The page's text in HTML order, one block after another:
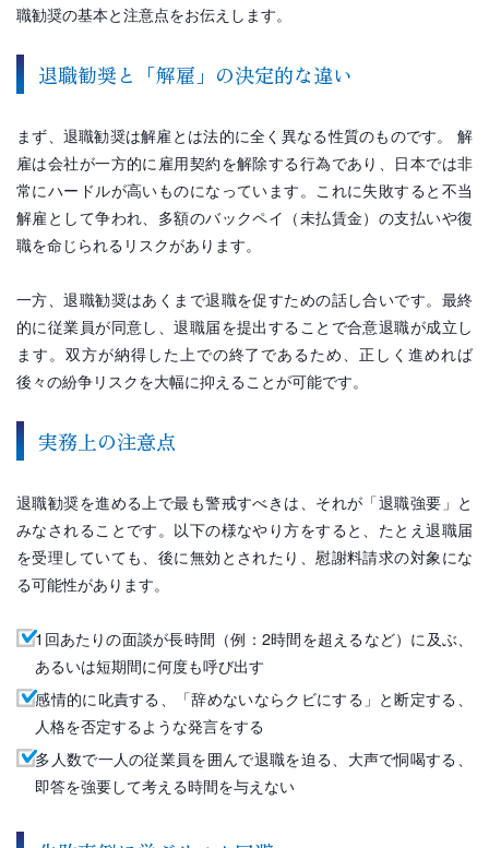
職勧奨の基本と注意点をお伝えします。
退職勧奨と「解雇」の決定的な違い
まず、退職勧奨は解雇とは法的に全く異なる性質のものです。 解
雇は会社が一方的に雇用契約を解除する行為であり、日本では非
常にハードルが高いものになっています。これに失敗すると不当
解雇として争われ、多額のバックペイ（未払賃金）の支払いや復
職を命じられるリスクがあります。
一方、退職勧奨はあくまで退職を促すための話し合いです。最終
的に従業員が同意し、退職届を提出することで合意退職が成立し
ます。双方が納得した上での終了であるため、正しく進めれば
後々の紛争リスクを大幅に抑えることが可能です。
実務上の注意点
退職勧奨を進める上で最も警戒すべきは、それが「退職強要」と
みなされることです。以下の様なやり方をすると、たとえ退職届
を受理していても、後に無効とされたり、慰謝料請求の対象にな
る可能性があります。
1回あたりの面談が長時間（例：2時間を超えるなど）に及ぶ、
あるいは短期間に何度も呼び出す
感情的に叱責する、「辞めないならクビにする」と断定する、
人格を否定するような発言をする
多人数で一人の従業員を囲んで退職を迫る、大声で恫喝する、
即答を強要して考える時間を与えない